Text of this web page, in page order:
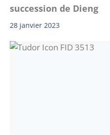
succession de Dieng
28 janvier 2023